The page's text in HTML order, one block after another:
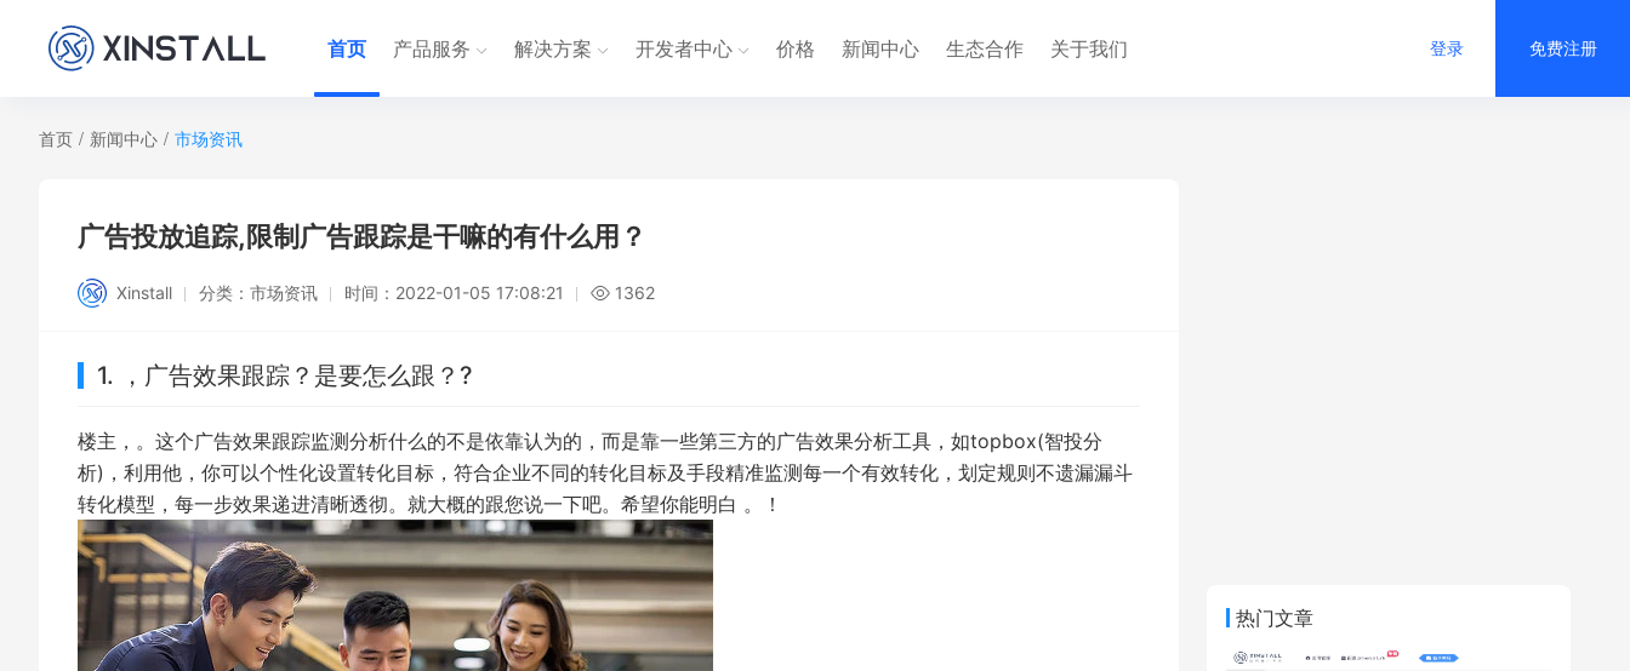
首页 产品服务 解决方案 开发者中心 价格 新闻中心 生态合作 关于我们 登录 免费注册
首页 / 新闻中心 / 市场资讯
广告投放追踪,限制广告跟踪是干嘛的有什么用？
Xinstall 分类： 市场资讯 时间： 2022-01-05 17:08:21 1362
1. ，广告效果跟踪？是要怎么跟？?
楼主，。这个广告效果跟踪监测分析什么的不是依靠认为的，而是靠一些第三方的广告效果分析工具，如topbox(智投分
析)，利用他，你可以个性化设置转化目标，符合企业不同的转化目标及手段精准监测每一个有效转化，划定规则不遗漏漏斗
转化模型，每一步效果递进清晰透彻。就大概的跟您说一下吧。希望你能明白 。！
热门文章